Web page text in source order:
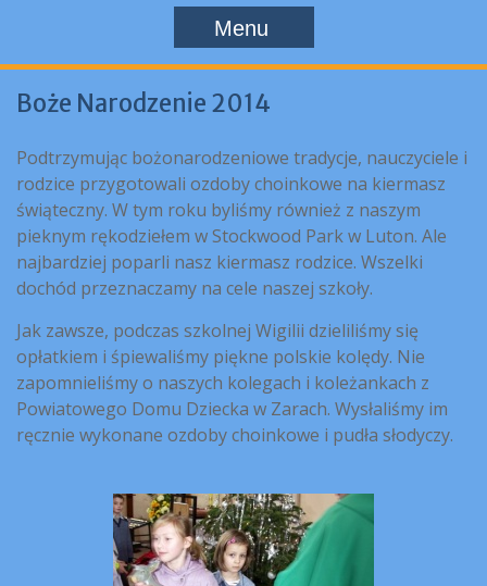
Menu
Boże Narodzenie 2014
Podtrzymując bożonarodzeniowe tradycje, nauczyciele i
rodzice przygotowali ozdoby choinkowe na kiermasz
świąteczny. W tym roku byliśmy również z naszym
pieknym rękodziełem w Stockwood Park w Luton. Ale
najbardziej poparli nasz kiermasz rodzice. Wszelki
dochód przeznaczamy na cele naszej szkoły.
Jak zawsze, podczas szkolnej Wigilii dzieliliśmy się
opłatkiem i śpiewaliśmy piękne polskie kolędy. Nie
zapomnieliśmy o naszych kolegach i koleżankach z
Powiatowego Domu Dziecka w Zarach. Wysłaliśmy im
ręcznie wykonane ozdoby choinkowe i pudła słodyczy.